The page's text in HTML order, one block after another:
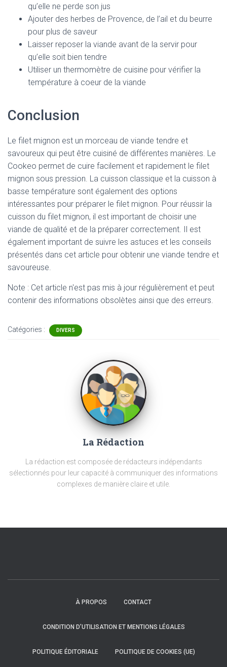
qu’elle ne perde son jus
Ajouter des herbes de Provence, de l’ail et du beurre
pour plus de saveur
Laisser reposer la viande avant de la servir pour
qu’elle soit bien tendre
Utiliser un thermomètre de cuisine pour vérifier la
température à coeur de la viande
Conclusion
Le filet mignon est un morceau de viande tendre et
savoureux qui peut être cuisiné de différentes manières. Le
Cookeo permet de cuire facilement et rapidement le filet
mignon sous pression. La cuisson classique et la cuisson à
basse température sont également des options
intéressantes pour préparer le filet mignon. Pour réussir la
cuisson du filet mignon, il est important de choisir une
viande de qualité et de la préparer correctement. Il est
également important de suivre les astuces et les conseils
présentés dans cet article pour obtenir une viande tendre et
savoureuse.
Note : Cet article n'est pas mis à jour régulièrement et peut
contenir des informations obsolètes ainsi que des erreurs.
Catégories : DIVERS
La Rédaction
La rédaction est composée de rédacteurs indépendants
sélectionnés pour leur capacité à communiquer des informations
complexes de manière claire et utile.
À PROPOS CONTACT
CONDITION D’UTILISATION ET MENTIONS LÉGALES
POLITIQUE ÉDITORIALE POLITIQUE DE COOKIES (UE)